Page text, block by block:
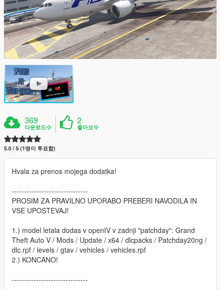
369
다운로드수
2
좋아요수
5.0 / 5 (1명이 투표함)
Hvala za prenos mojega dodatka!
-------------------------------
PROSIM ZA PRAVILNO UPORABO PREBERI NAVODILA IN
VSE UPOSTEVAJ!
1.) model letala dodas v openIV v zadnji "patchday": Grand
Theft Auto V / Mods / Update / x64 / dlcpacks / Patchday20ng /
dlc.rpf / levels / gtav / vehicles / vehicles.rpf
2.) KONCANO!
-------------------------------